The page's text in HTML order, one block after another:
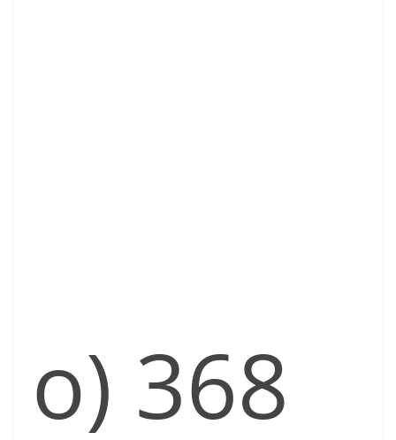
o) 368